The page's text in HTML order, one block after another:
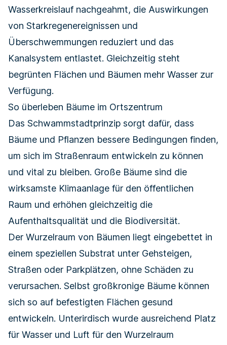
Wasserkreislauf nachgeahmt, die Auswirkungen
von Starkregenereignissen und
Überschwemmungen reduziert und das
Kanalsystem entlastet. Gleichzeitig steht
begrünten Flächen und Bäumen mehr Wasser zur
Verfügung.
So überleben Bäume im Ortszentrum
Das Schwammstadtprinzip sorgt dafür, dass
Bäume und Pflanzen bessere Bedingungen finden,
um sich im Straßenraum entwickeln zu können
und vital zu bleiben. Große Bäume sind die
wirksamste Klimaanlage für den öffentlichen
Raum und erhöhen gleichzeitig die
Aufenthaltsqualität und die Biodiversität.
Der Wurzelraum von Bäumen liegt eingebettet in
einem speziellen Substrat unter Gehsteigen,
Straßen oder Parkplätzen, ohne Schäden zu
verursachen. Selbst großkronige Bäume können
sich so auf befestigten Flächen gesund
entwickeln. Unterirdisch wurde ausreichend Platz
für Wasser und Luft für den Wurzelraum